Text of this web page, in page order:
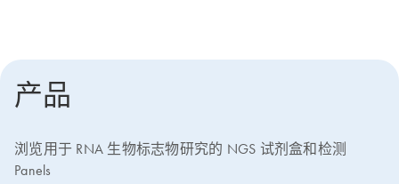
产品
浏览用于 RNA 生物标志物研究的 NGS 试剂盒和检测
Panels